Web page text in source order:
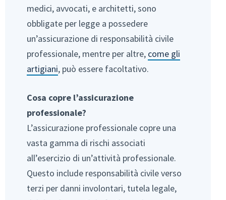
medici, avvocati, e architetti, sono
obbligate per legge a possedere
un’assicurazione di responsabilità civile
professionale, mentre per altre, come gli
artigiani, può essere facoltativo.
Cosa copre l’assicurazione
professionale?
L’assicurazione professionale copre una
vasta gamma di rischi associati
all’esercizio di un’attività professionale.
Questo include responsabilità civile verso
terzi per danni involontari, tutela legale,